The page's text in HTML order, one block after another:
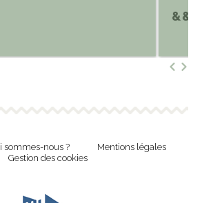
sommes-nous ?
Mentions légales
Gestion des cookies